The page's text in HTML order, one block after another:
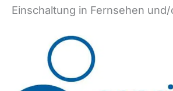
Einschaltung in Fernsehen